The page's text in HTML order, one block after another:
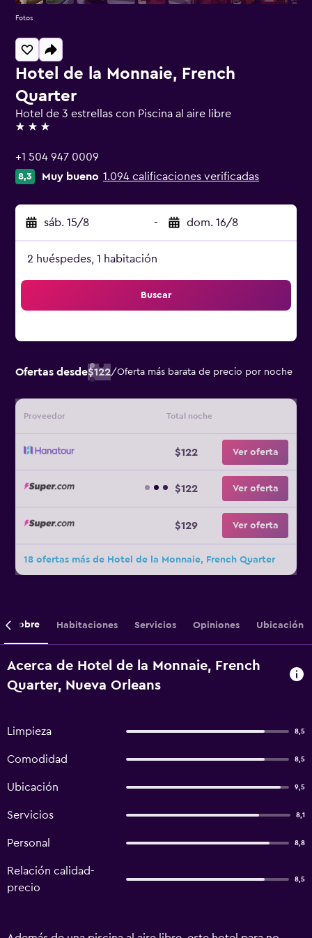
Hotel de la Monnaie, French
Quarter
Hotel de 3 estrellas con Piscina al aire libre
3 estrellas
+1 504 947 0009
8,3 Muy bueno 1.094 calificaciones verificadas
sáb. 15/8 - dom. 16/8
2 huéspedes, 1 habitación
Buscar
Ofertas desde$122/Oferta más barata de precio por noche
Proveedor Total noche
$122 Ver oferta
$122 Ver oferta
$129 Ver oferta
18 ofertas más de Hotel de la Monnaie, French Quarter
Fotos
Sobre Habitaciones Servicios Opiniones Ubicación
Acerca de Hotel de la Monnaie, French
Quarter, Nueva Orleans
Limpieza 8,5
Comodidad 8,5
Ubicación 9,5
Servicios 8,1
Personal 8,8
Relación calidad-
precio
8,5